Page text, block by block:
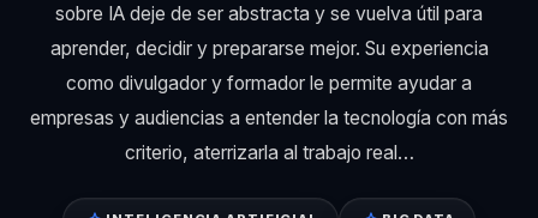
sobre IA deje de ser abstracta y se vuelva útil para
aprender, decidir y prepararse mejor. Su experiencia
como divulgador y formador le permite ayudar a
empresas y audiencias a entender la tecnología con más
criterio, aterrizarla al trabajo real…